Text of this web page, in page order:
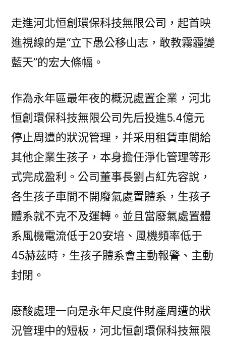
走進河北恒創環保科技無限公司，起首映
進視線的是“立下愚公移山志，敢教霧霾變
藍天”的宏大條幅。
作為永年區最年夜的概況處置企業，河北
恒創環保科技無限公司先后投進5.4億元
停止周遭的狀況管理，并采用租賃車間給
其他企業生孩子，本身擔任淨化管理等形
式完成盈利。公司董事長劉占紅先容說，
各生孩子車間不開廢氣處置體系，生孩子
體系就不克不及運轉。並且當廢氣處置體
系風機電流低于20安培、風機頻率低于
45赫茲時，生孩子體系會主動報警、主動
封閉。
廢酸處理一向是永年尺度件財產周遭的狀
況管理中的短板，河北恒創環保科技無限